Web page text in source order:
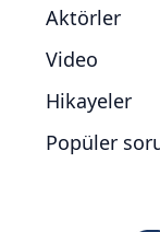
Aktörler
Video
Hikayeler
Popüler